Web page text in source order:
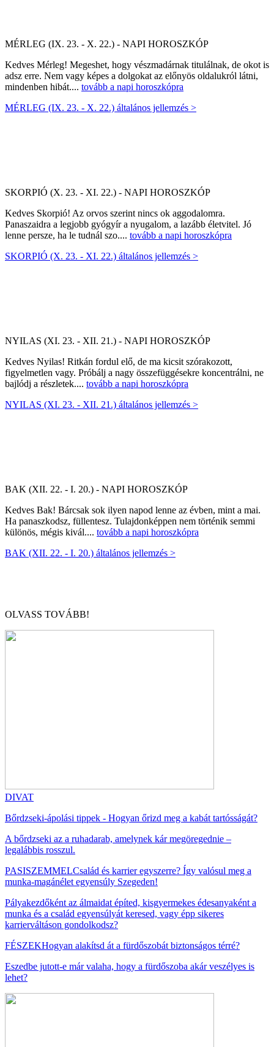
MÉRLEG (IX. 23. - X. 22.) - NAPI HOROSZKÓP
Kedves Mérleg! Megeshet, hogy vészmadárnak titulálnak, de okot is
adsz erre. Nem vagy képes a dolgokat az előnyös oldalukról látni,
mindenben hibát.... tovább a napi horoszkópra
MÉRLEG (IX. 23. - X. 22.) általános jellemzés >
SKORPIÓ (X. 23. - XI. 22.) - NAPI HOROSZKÓP
Kedves Skorpió! Az orvos szerint nincs ok aggodalomra.
Panaszaidra a legjobb gyógyír a nyugalom, a lazább életvitel. Jó
lenne persze, ha le tudnál szo.... tovább a napi horoszkópra
SKORPIÓ (X. 23. - XI. 22.) általános jellemzés >
NYILAS (XI. 23. - XII. 21.) - NAPI HOROSZKÓP
Kedves Nyilas! Ritkán fordul elő, de ma kicsit szórakozott,
figyelmetlen vagy. Próbálj a nagy összefüggésekre koncentrálni, ne
bajlódj a részletek.... tovább a napi horoszkópra
NYILAS (XI. 23. - XII. 21.) általános jellemzés >
BAK (XII. 22. - I. 20.) - NAPI HOROSZKÓP
Kedves Bak! Bárcsak sok ilyen napod lenne az évben, mint a mai.
Ha panaszkodsz, füllentesz. Tulajdonképpen nem történik semmi
különös, mégis kivál.... tovább a napi horoszkópra
BAK (XII. 22. - I. 20.) általános jellemzés >
OLVASS TOVÁBB!
DIVAT
Bőrdzseki-ápolási tippek - Hogyan őrizd meg a kabát tartósságát?
A bőrdzseki az a ruhadarab, amelynek kár megöregednie –
legalábbis rosszul.
PASISZEMMELCsalád és karrier egyszerre? Így valósul meg a
munka-magánélet egyensúly Szegeden!
Pályakezdőként az álmaidat építed, kisgyermekes édesanyaként a
munka és a család egyensúlyát keresed, vagy épp sikeres
karrierváltáson gondolkodsz?
FÉSZEKHogyan alakítsd át a fürdőszobát biztonságos térré?
Eszedbe jutott-e már valaha, hogy a fürdőszoba akár veszélyes is
lehet?